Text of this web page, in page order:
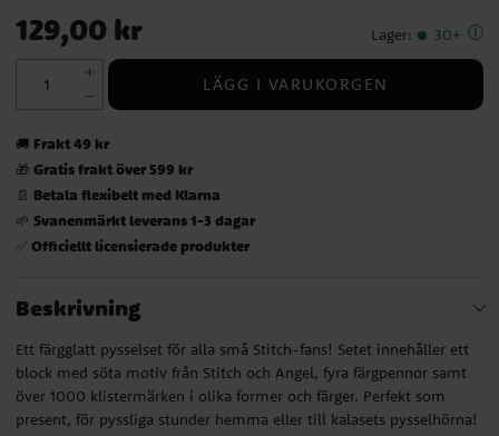
Pris:129,00 kr
129,00 kr Lager: 30+
LÄGG I VARUKORGEN
🚚 Frakt 49 kr
🎁 Gratis frakt över 599 kr
📄 Betala flexibelt med Klarna
🌱 Svanenmärkt leverans 1-3 dagar
✅ Officiellt licensierade produkter
Beskrivning
Ett färgglatt pysselset för alla små Stitch-fans! Setet innehåller ett
block med söta motiv från Stitch och Angel, fyra färgpennor samt
över 1000 klistermärken i olika former och färger. Perfekt som
present, för pyssliga stunder hemma eller till kalasets pysselhörna!